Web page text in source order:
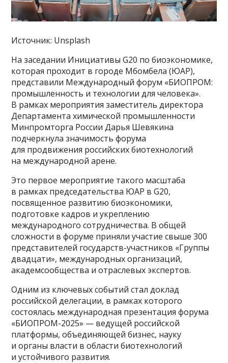
Источник: Unsplash
На заседании Инициативы G20 по биоэкономике,
которая проходит в городе Мбомбела (ЮАР),
представили Международный форум «БИОПРОМ:
промышленность и технологии для человека».
В рамках мероприятия заместитель директора
Департамента химической промышленности
Минпромторга России Дарья Шевякина
подчеркнула значимость форума
для продвижения российских биотехнологий
на международной арене.
Это первое мероприятие такого масштаба
в рамках председательства ЮАР в G20,
посвященное развитию биоэкономики,
подготовке кадров и укреплению
международного сотрудничества. В общей
сложности в форуме приняли участие свыше 300
представителей государств-участников «Группы
двадцати», международных организаций,
академсообщества и отраслевых экспертов.
Одним из ключевых событий стал доклад
российской делегации, в рамках которого
состоялась международная презентация форума
«БИОПРОМ-2025» — ведущей российской
платформы, объединяющей бизнес, науку
и органы власти в области биотехнологий
и устойчивого развития.